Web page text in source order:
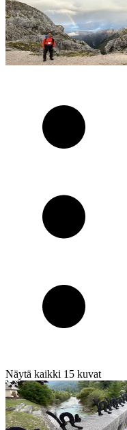
Näytä kaikki 15 kuvat